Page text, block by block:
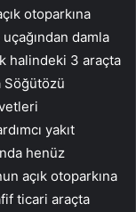
otoparkına
damla
halindeki 3 araçta
Söğütözü
yakıt
henüz
açık otoparkına
ticari araçta